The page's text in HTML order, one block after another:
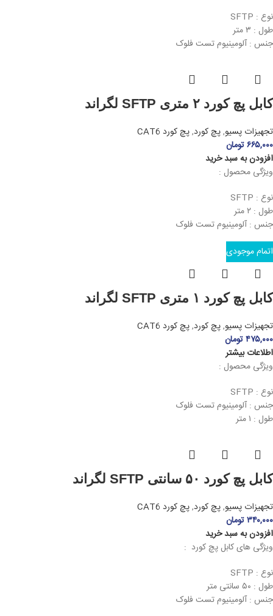
نوع : SFTP
طول : ۳ متر
جنس : آلومینیوم تست فلوک
کابل پچ کورد ۲ متری SFTP لگراند
تجهیزات پسیو,پچ کورد,پچ کورد CAT6
۶۶۵,۰۰۰تومان
افزودن به سبد خرید
ویژگی محصول :
نوع : SFTP
طول : ۲ متر
جنس : آلومینیوم تست فلوک
اتمام موجودی
کابل پچ کورد ۱ متری SFTP لگراند
تجهیزات پسیو,پچ کورد,پچ کورد CAT6
۴۷۵,۰۰۰تومان
اطلاعات بیشتر
ویژگی محصول :
نوع : SFTP
جنس : آلومینیوم تست فلوک
طول : ۱ متر
کابل پچ کورد ۵۰ سانتی SFTP لگراند
تجهیزات پسیو,پچ کورد,پچ کورد CAT6
۳۴۰,۰۰۰تومان
افزودن به سبد خرید
ویژگی های کابل پچ کورد :
نوع : SFTP
طول : ۵۰ سانتی متر
جنس : آلومینیوم تست فلوک